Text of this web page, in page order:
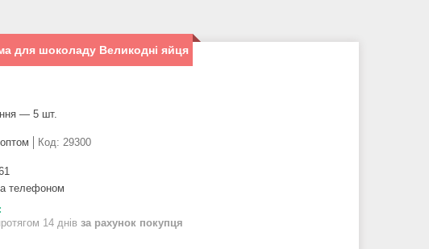
для шоколаду Великодні яйця
— 5 шт.
Код: 29300
телефоном
14 днів за рахунок покупця